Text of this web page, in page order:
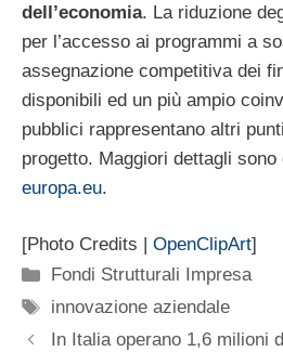
dell’economia. La riduzione
per l’accesso ai programmi a
assegnazione competitiva dei
disponibili ed un più ampio
pubblici rappresentano altri
progetto. Maggiori dettagli
europa.eu.
[Photo Credits | OpenClipArt]
Categorie
Fondi Strutturali Impresa
Tag
innovazione aziendale
In Italia operano 1,6 milioni